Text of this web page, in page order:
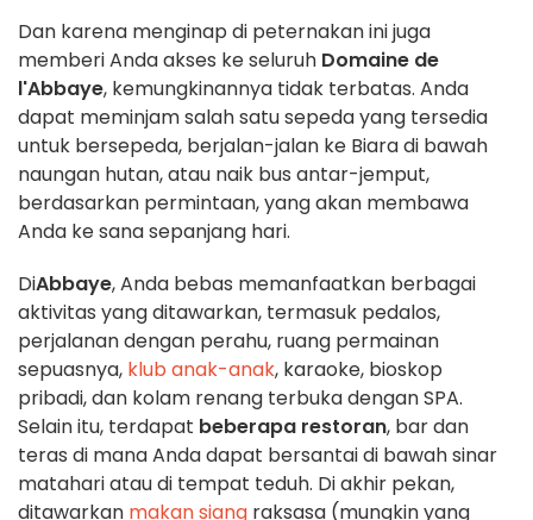
Dan karena menginap di peternakan ini juga
memberi Anda akses ke seluruh Domaine de
l'Abbaye, kemungkinannya tidak terbatas. Anda
dapat meminjam salah satu sepeda yang tersedia
untuk bersepeda, berjalan-jalan ke Biara di bawah
naungan hutan, atau naik bus antar-jemput,
berdasarkan permintaan, yang akan membawa
Anda ke sana sepanjang hari.
DiAbbaye, Anda bebas memanfaatkan berbagai
aktivitas yang ditawarkan, termasuk pedalos,
perjalanan dengan perahu, ruang permainan
sepuasnya, klub anak-anak, karaoke, bioskop
pribadi, dan kolam renang terbuka dengan SPA.
Selain itu, terdapat beberapa restoran, bar dan
teras di mana Anda dapat bersantai di bawah sinar
matahari atau di tempat teduh. Di akhir pekan,
ditawarkan makan siang raksasa (mungkin yang